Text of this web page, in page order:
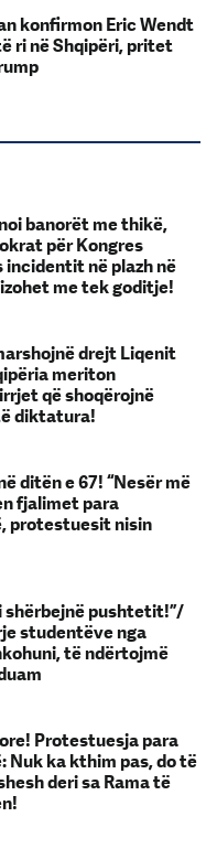
konfirmon Eric Wendt
ri në Shqipëri, pritet
banorët me thikë,
për Kongres
në plazh në
me tek goditje!
drejt Liqenit
meriton
që shoqërojnë
diktatura!
ditën e 67! “Nesër më
fjalimet para
protestuesit nisin
shërbejnë pushtetit!”/
studentëve nga
të ndërtojmë
Protestuesja para
Nuk ka kthim pas, do të
deri sa Rama të